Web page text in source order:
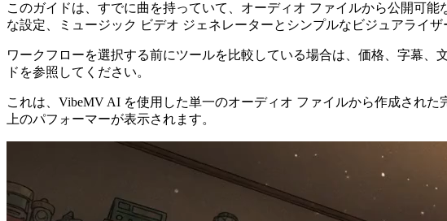
このガイドは、すでに曲を持っていて、オーディオ ファイルから公開可
な設定、ミュージック ビデオ ジェネレーターとシンプルなビジュアライ
ワークフローを選択する前にツールを比較している場合は、価格、字幕、
ドを参照してください。
これは、VibeMV AI を使用した単一のオーディオ ファイルから作成され
上のパフォーマーが表示されます。